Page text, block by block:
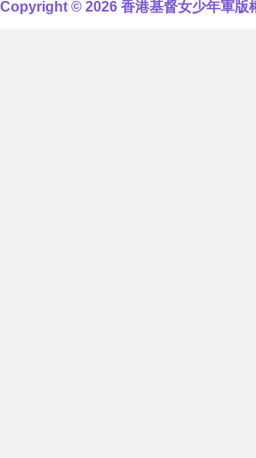
Copyright © 2026 香港基督女少年軍版